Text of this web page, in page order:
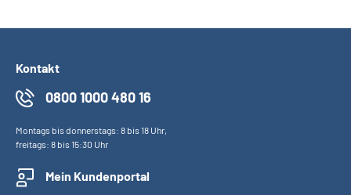
Kontakt
0800 1000 480 16
Montags bis donnerstags: 8 bis 18 Uhr,
freitags: 8 bis 15:30 Uhr
Mein Kundenportal